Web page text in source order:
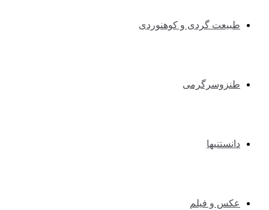
طبیعت گردی و کوهنوردی
طنزوسرگرمی
دانستنیها
عکس و فیلم